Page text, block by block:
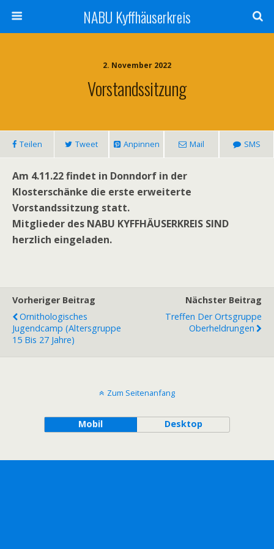
NABU Kyffhäuserkreis
2. November 2022
Vorstandssitzung
Teilen Tweet Anpinnen Mail SMS
Am 4.11.22 findet in Donndorf in der
Klosterschänke die erste erweiterte
Vorstandssitzung statt.
Mitglieder des NABU KYFFHÄUSERKREIS SIND
herzlich eingeladen.
Vorheriger Beitrag
Ornithologisches
Jugendcamp (Altersgruppe
15 Bis 27 Jahre)
Nächster Beitrag
Treffen Der Ortsgruppe
Oberheldrungen
Zum Seitenanfang
Mobil Desktop